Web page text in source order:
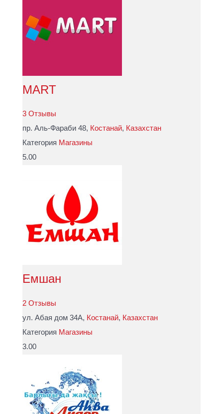
MART
3 Отзывы
пр. Аль-Фараби 48, Костанай, Казахстан
Категория Магазины
5.00
Емшан
2 Отзывы
ул. Абая дом 34А, Костанай, Казахстан
Категория Магазины
3.00